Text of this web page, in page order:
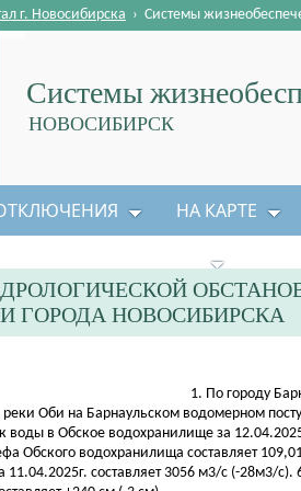
Системы
НОВОСИБИРСК
г. Новосибирска › Системы
НА КАРТЕ
ГОРОДА НОВОСИБИРСКА
1. По городу
Оби на Барнаульском водомерном
воды в Обское водохранилище за
Обского водохранилища составляет
составляет 3056 м3/с (-28м3/